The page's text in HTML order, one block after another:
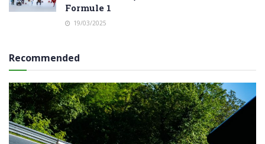
Formule 1
19/03/2025
Recommended